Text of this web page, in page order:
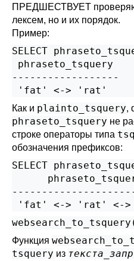
ПРЕДШЕСТВУЕТ
лексем, но и их порядок.
Пример:
SELECT
phraseto_tsquery
------------------
Как и plainto_tsquery,
phraseto_tsquery не
строке операторы типа
обозначения префиксов:
SELECT
Функция
tsquery из